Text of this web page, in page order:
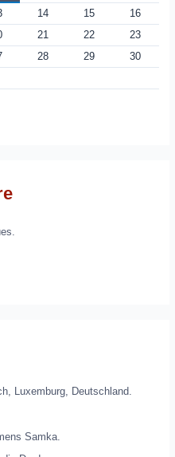
14 15
16
21 22
23
28 29
30
Luxemburg, Deutschland.
Samka.